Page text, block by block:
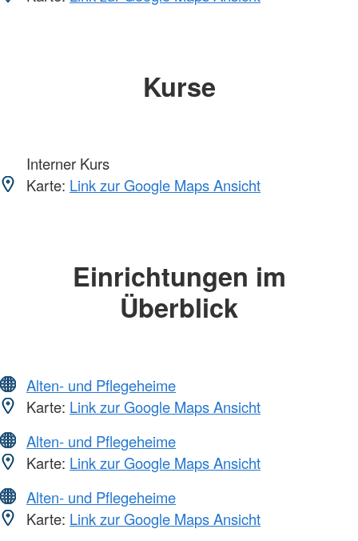
Kurse
Interner Kurs
Karte: Link zur Google Maps Ansicht
Einrichtungen im
Überblick
Alten- und Pflegeheime
Karte: Link zur Google Maps Ansicht
Alten- und Pflegeheime
Karte: Link zur Google Maps Ansicht
Alten- und Pflegeheime
Karte: Link zur Google Maps Ansicht